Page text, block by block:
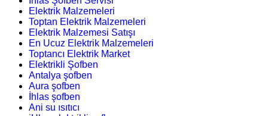
Elektrik Malzemeleri
Toptan Elektrik Malzemeleri
Elektrik Malzemesi Satışı
En Ucuz Elektrik Malzemeleri
Toptancı Elektrik Market
Elektrikli Şofben
Antalya şofben
Aura şofben
İhlas şofben
Ani su ısıtıcı